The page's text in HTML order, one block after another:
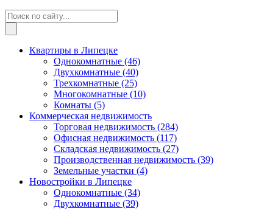
Квартиры в Липецке
Однокомнатные (46)
Двухкомнатные (40)
Трехкомнатные (25)
Многокомнатные (10)
Комнаты (5)
Коммерческая недвижимость
Торговая недвижимость (284)
Офисная недвижимость (117)
Складская недвижимость (27)
Производственная недвижимость (39)
Земельные участки (4)
Новостройки в Липецке
Однокомнатные (34)
Двухкомнатные (39)